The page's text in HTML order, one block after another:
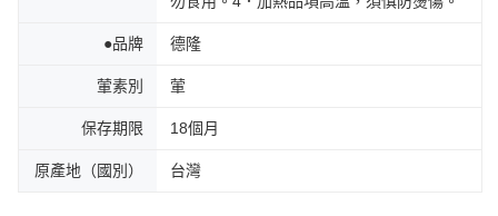
●品牌 德隆
葷素別 葷
保存期限 18個月
原產地（國別） 台灣